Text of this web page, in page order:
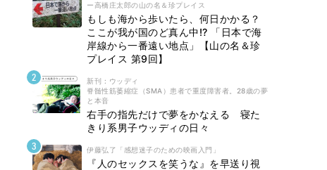
ー高橋庄太郎の山の名＆珍プレイス
もしも海から歩いたら、何日かかる？
ここが我が国のど真ん中!? 「日本で海
岸線から一番遠い地点」【山の名＆珍
プレイス 第9回】
新刊 : ウッディ
脊髄性筋萎縮症（SMA）患者で重度障害者。28歳の夢
と本音
右手の指先だけで夢をかなえる 寝た
きり系男子ウッディの日々
伊藤弘了「感想迷子のための映画入門」
『人のセックスを笑うな』を早送り視